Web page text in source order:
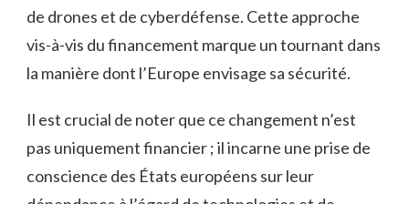
de drones et de cyberdéfense. Cette approche
vis-à-vis du financement marque un tournant dans
la manière dont l’Europe envisage sa sécurité.
Il est crucial de noter que ce changement n’est
pas uniquement financier ; il incarne une prise de
conscience des États européens sur leur